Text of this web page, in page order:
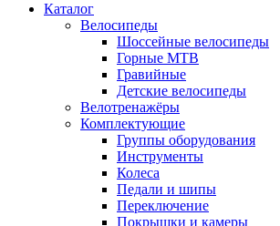
Каталог
Велосипеды
Шоссейные велосипеды
Горные МTB
Гравийные
Детские велосипеды
Велотренажёры
Комплектующие
Группы оборудования
Инструменты
Колеса
Педали и шипы
Переключение
Покрышки и камеры